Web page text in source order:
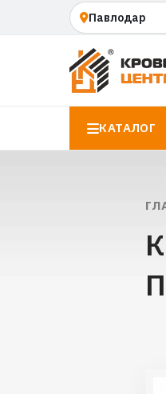
КАТАЛОГ